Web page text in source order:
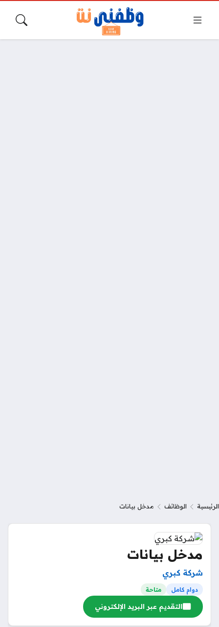
الرئيسية الوظائف مدخل بيانات
مدخل بيانات
شركة كبري
دوام كامل متاحة
التقديم عبر البريد الإلكتروني